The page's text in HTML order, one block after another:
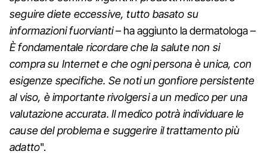
seguire diete eccessive, tutto basato su
informazioni fuorvianti– ha aggiunto la dermatologa –
È fondamentale ricordare che la salute non si
compra su Internet e che ogni persona è unica, con
esigenze specifiche. Se noti un gonfiore persistente
al viso, è importante rivolgersi a un medico per una
valutazione accurata. Il medico potrà individuare le
cause del problema e suggerire il trattamento più
adatto".